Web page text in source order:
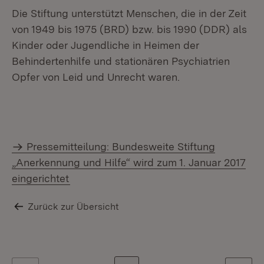
Die Stiftung unterstützt Menschen, die in der Zeit
von 1949 bis 1975 (BRD) bzw. bis 1990 (DDR) als
Kinder oder Jugendliche in Heimen der
Behindertenhilfe und stationären Psychiatrien
Opfer von Leid und Unrecht waren.
Pressemitteilung: Bundesweite Stiftung
„Anerkennung und Hilfe“ wird zum 1. Januar 2017
eingerichtet
Zurück zur Übersicht